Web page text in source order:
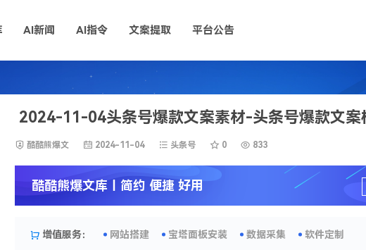
AI新闻 AI指令 文案提取 平台公告
2024-11-04头条号爆款文案素材-头条号爆款文案
酷酷熊爆文 2024-11-04 头条号 0 833
酷酷熊爆文库 丨简约 便捷 好用
增值服务： 网站搭建 宝塔面板安装 数据采集 软件定制